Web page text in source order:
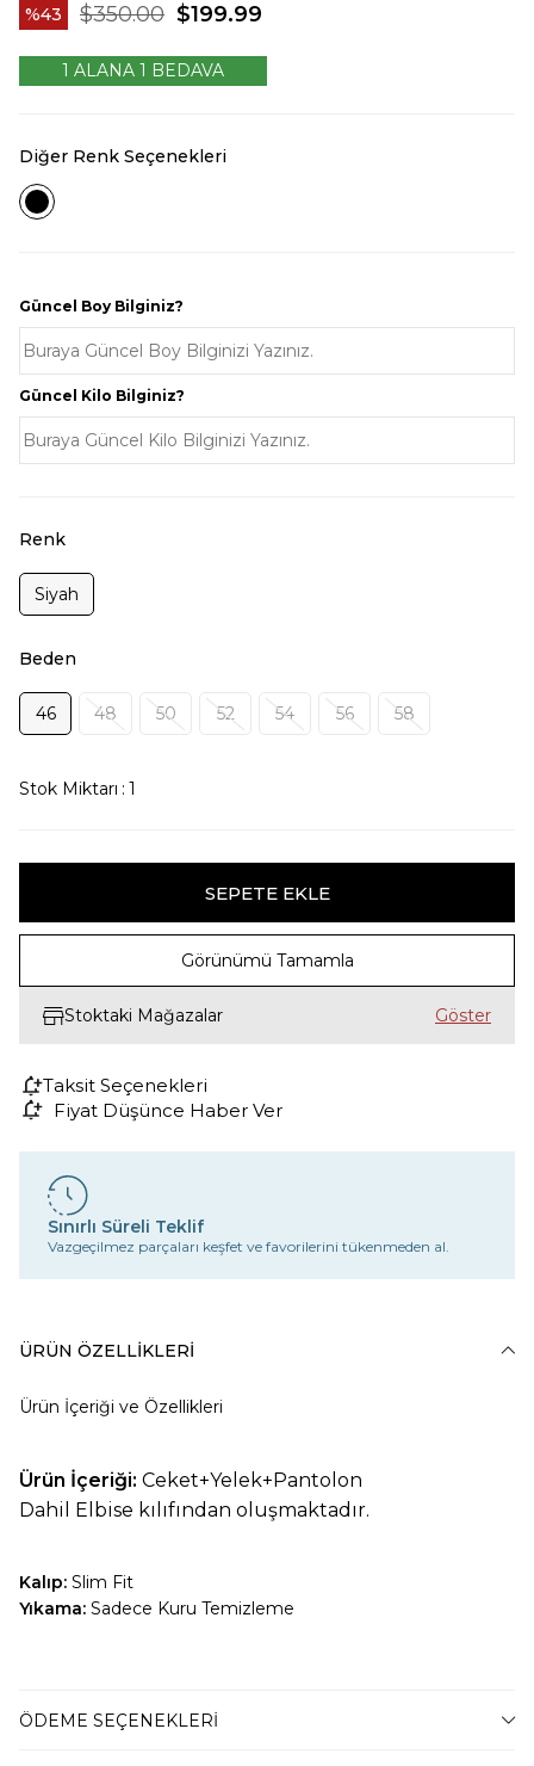
43 $350.00 $199.99
1 ALANA 1 BEDAVA
Diğer Renk Seçenekleri
Güncel Boy Bilginiz?
Güncel Kilo Bilginiz?
Renk
Siyah
Beden
46 48 50 52 54 56 58
Stok Miktarı : 1
Görünümü Tamamla
Stoktaki Mağazalar
Taksit Seçenekleri
Fiyat Düşünce Haber Ver
Sınırlı Süreli Teklif
Vazgeçilmez parçaları keşfet ve favorilerini tükenmeden al.
ÜRÜN ÖZELLIKLERI
Ürün İçeriği ve Özellikleri
Ürün İçeriği: Ceket+Yelek+Pantolon
Dahil Elbise kılıfından oluşmaktadır.
Kalıp: Slim Fit
Yıkama: Sadece Kuru Temizleme
BEDEN TABLOSU
ÖDEME SEÇENEKLERI